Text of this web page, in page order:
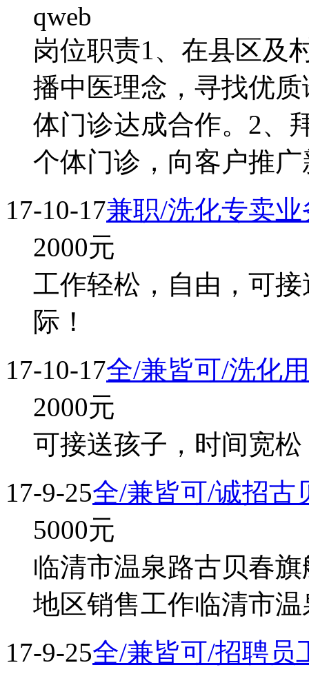
qweb
岗位职责1、在县区及
播中医理念，寻找优
体门诊达成合作。2、
个体门诊，向客户推
17-10-17兼职/洗化专卖业
2000元
工作轻松，自由，可
际！
17-10-17全/兼皆可/洗化
2000元
可接送孩子，时间宽
17-9-25全/兼皆可/诚招古
5000元
临清市温泉路古贝春
地区销售工作临清市
17-9-25全/兼皆可/招聘员